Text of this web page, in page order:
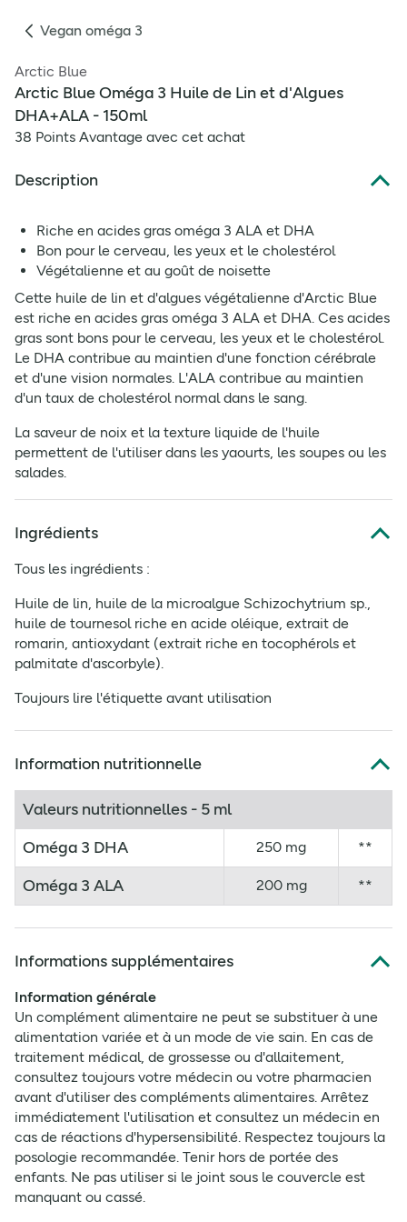
Vegan oméga 3
Arctic Blue
Arctic Blue Oméga 3 Huile de Lin et d'Algues
DHA+ALA - 150ml
38 Points Avantage avec cet achat
Description
Riche en acides gras oméga 3 ALA et DHA
Bon pour le cerveau, les yeux et le cholestérol
Végétalienne et au goût de noisette
Cette huile de lin et d'algues végétalienne d'Arctic Blue
est riche en acides gras oméga 3 ALA et DHA. Ces acides
gras sont bons pour le cerveau, les yeux et le cholestérol.
Le DHA contribue au maintien d'une fonction cérébrale
et d'une vision normales. L'ALA contribue au maintien
d'un taux de cholestérol normal dans le sang.
La saveur de noix et la texture liquide de l'huile
permettent de l'utiliser dans les yaourts, les soupes ou les
salades.
Ingrédients
Tous les ingrédients :
Huile de lin, huile de la microalgue Schizochytrium sp.,
huile de tournesol riche en acide oléique, extrait de
romarin, antioxydant (extrait riche en tocophérols et
palmitate d'ascorbyle).
Toujours lire l'étiquette avant utilisation
Information nutritionnelle
Valeurs nutritionnelles - 5 ml
Oméga 3 DHA
250 mg **
Oméga 3 ALA 200 mg **
Informations supplémentaires
Information générale
Un complément alimentaire ne peut se substituer à une
alimentation variée et à un mode de vie sain. En cas de
traitement médical, de grossesse ou d'allaitement,
consultez toujours votre médecin ou votre pharmacien
avant d'utiliser des compléments alimentaires. Arrêtez
immédiatement l'utilisation et consultez un médecin en
cas de réactions d'hypersensibilité. Respectez toujours la
posologie recommandée. Tenir hors de portée des
enfants. Ne pas utiliser si le joint sous le couvercle est
manquant ou cassé.